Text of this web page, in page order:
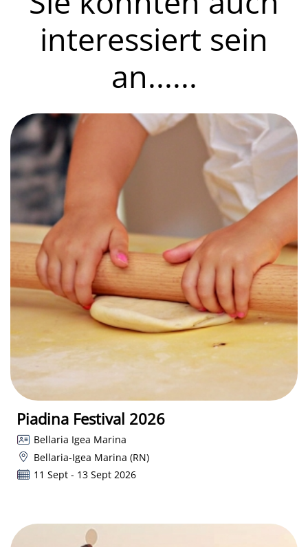
interessiert sein
an......
Piadina Festival 2026
Bellaria Igea Marina
Bellaria-Igea Marina (RN)
11 Sept - 13 Sept 2026